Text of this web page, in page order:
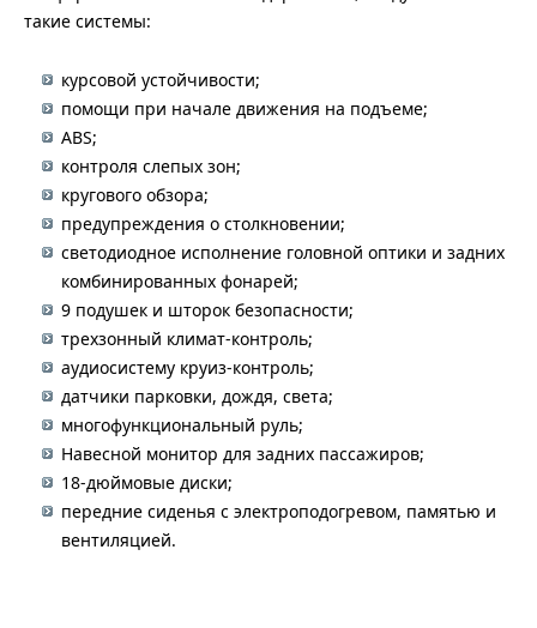
такие системы:
курсовой устойчивости;
помощи при начале движения на подъеме;
ABS;
контроля слепых зон;
кругового обзора;
предупреждения о столкновении;
светодиодное исполнение головной оптики и задних
комбинированных фонарей;
9 подушек и шторок безопасности;
трехзонный климат-контроль;
аудиосистему круиз-контроль;
датчики парковки, дождя, света;
многофункциональный руль;
Навесной монитор для задних пассажиров;
18-дюймовые диски;
передние сиденья с электроподогревом, памятью и
вентиляцией.